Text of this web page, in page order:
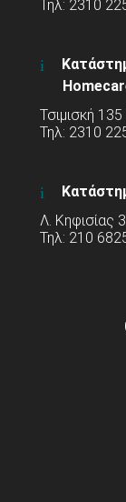
Τηλ: 2310
Τσιμισκή
Τηλ: 2310
Λ. Κηφισίας
Τηλ: 210